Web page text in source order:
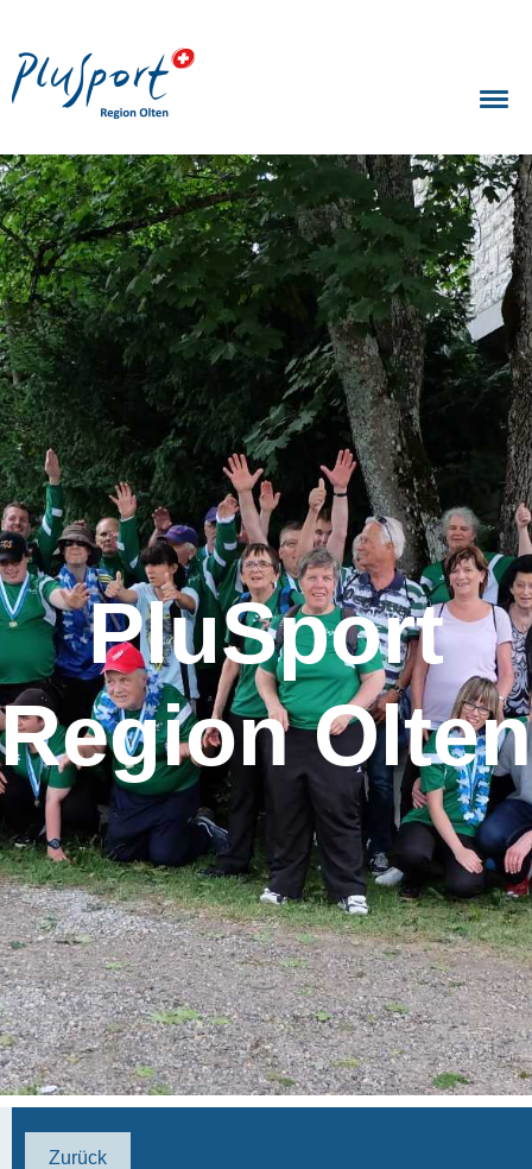
PluSport
Region Olten
Zurück